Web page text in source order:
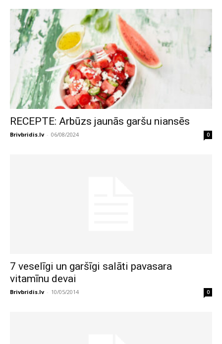
RECEPTE: Arbūzs jaunās garšu niansēs
Brivbridis.lv - 06/08/2024 0
7 veselīgi un garšīgi salāti pavasara
vitamīnu devai
Brivbridis.lv - 10/05/2014 0